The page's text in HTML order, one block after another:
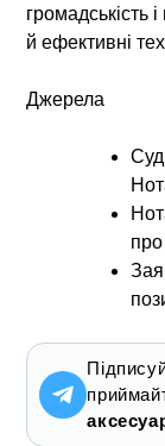
громадськість
й ефективні
Джерела
про